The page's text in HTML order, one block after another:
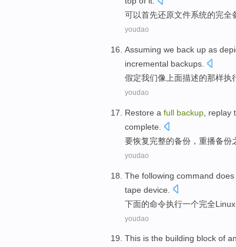
可以首先还原文件系统的完全
youdao
Assuming we back up as
incremental backups
假定我们像 上面描述的那样执
youdao
Restore a full backup replay
complete
要恢复完整的备份 ， 重播备份
youdao
The following command does
tape device
下面的命令执行一个完全Linux
youdao
This is the building block of